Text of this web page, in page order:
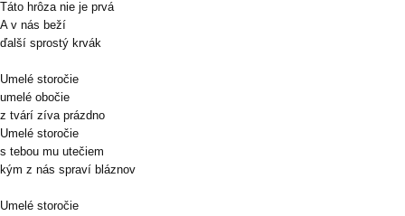
Táto hrôza nie je prvá
A v nás beží
ďalší sprostý krvák
Umelé storočie
umelé obočie
z tvárí zíva prázdno
Umelé storočie
s tebou mu utečiem
kým z nás spraví bláznov
Umelé storočie